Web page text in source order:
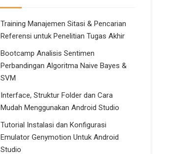
Training Manajemen Sitasi & Pencarian
Referensi untuk Penelitian Tugas Akhir
Bootcamp Analisis Sentimen
Perbandingan Algoritma Naive Bayes &
SVM
Interface, Struktur Folder dan Cara
Mudah Menggunakan Android Studio
Tutorial Instalasi dan Konfigurasi
Emulator Genymotion Untuk Android
Studio